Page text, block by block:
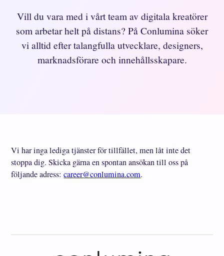
Vill du vara med i vårt team av digitala kreatörer
som arbetar helt på distans? På Conlumina söker
vi alltid efter talangfulla utvecklare, designers,
marknadsförare och innehållsskapare.
Vi har inga lediga tjänster för tillfället, men låt inte det
stoppa dig. Skicka gärna en spontan ansökan till oss på
följande adress:career@conlumina.com.